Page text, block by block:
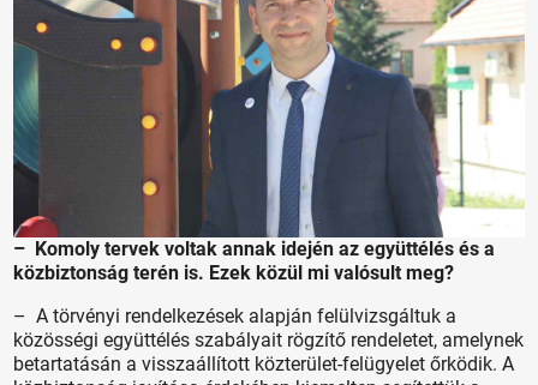
– Komoly tervek voltak annak idején az együttélés és a
közbiztonság terén is. Ezek közül mi valósult meg?
– A törvényi rendelkezések alapján felülvizsgáltuk a
közösségi együttélés szabályait rögzítő rendeletet, amelynek
betartatásán a visszaállított közterület-felügyelet őrködik. A